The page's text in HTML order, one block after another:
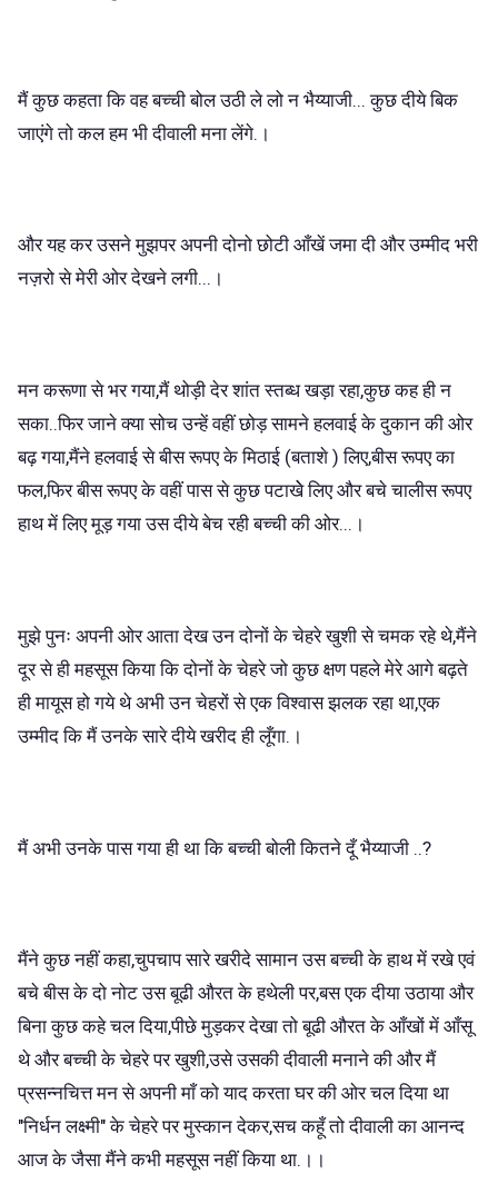
मैं कुछ कहता कि वह बच्ची बोल उठी ले लो न भैय्याजी... कुछ दीये बिक
जाएंगे तो कल हम भी दीवाली मना लेंगे.।
और यह कर उसने मुझपर अपनी दोनो छोटी आँखें जमा दी और उम्मीद भरी
नज़रो से मेरी ओर देखने लगी...।
मन करूणा से भर गया,मैं थोड़ी देर शांत स्तब्ध खड़ा रहा,कुछ कह ही न
सका..फिर जाने क्या सोच उन्हें वहीं छोड़ सामने हलवाई के दुकान की ओर
बढ़ गया,मैंने हलवाई से बीस रूपए के मिठाई (बताशे ) लिए,बीस रूपए का
फल,फिर बीस रूपए के वहीं पास से कुछ पटाखेे लिए और बचे चालीस रूपए
हाथ में लिए मूड़ गया उस दीये बेच रही बच्ची की ओर...।
मुझे पुनः अपनी ओर आता देख उन दोनों के चेहरे खुशी से चमक रहे थे,मैंने
दूर से ही महसूस किया कि दोनों के चेहरे जो कुछ क्षण पहले मेरे आगे बढ़ते
ही मायूस हो गये थे अभी उन चेहरों से एक विश्वास झलक रहा था,एक
उम्मीद कि मैं उनके सारे दीये खरीद ही लूँगा.।
मैं अभी उनके पास गया ही था कि बच्ची बोली कितने दूँ भैय्याजी ..?
मैंने कुछ नहीं कहा,चुपचाप सारे खरीदे सामान उस बच्ची के हाथ में रखे एवं
बचे बीस के दो नोट उस बूढी औरत के हथेली पर,बस एक दीया उठाया और
बिना कुछ कहे चल दिया,पीछे मुड़कर देखा तो बूढी औरत के आँखों में आँसू
थे और बच्ची के चेहरे पर खुशी,उसे उसकी दीवाली मनाने की और मैं
प्रसन्नचित्त मन से अपनी माँ को याद करता घर की ओर चल दिया था
"निर्धन लक्ष्मी" के चेहरे पर मुस्कान देकर,सच कहूँ तो दीवाली का आनन्द
आज के जैसा मैंने कभी महसूस नहीं किया था.।।